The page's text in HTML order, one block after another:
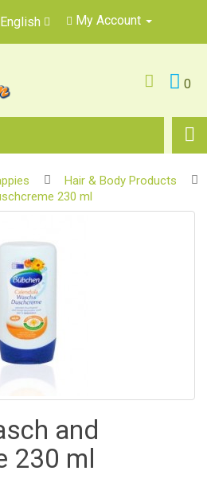
My Account
0
Hair & Body Products
230 ml
and
230 ml